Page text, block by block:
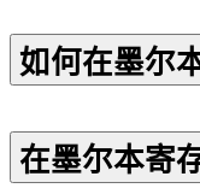
如何在墨尔
在墨尔本寄